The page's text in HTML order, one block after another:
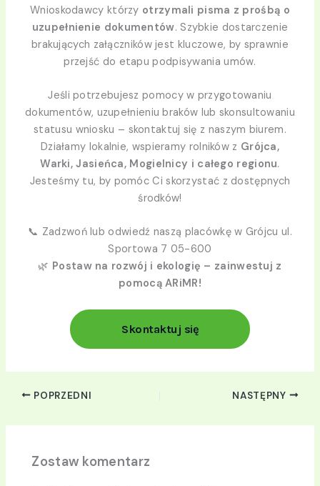
Wnioskodawcy którzy otrzymali pisma z prośbą o
uzupełnienie dokumentów. Szybkie dostarczenie
brakujących załączników jest kluczowe, by sprawnie
przejść do etapu podpisywania umów.
Jeśli potrzebujesz pomocy w przygotowaniu
dokumentów, uzupełnieniu braków lub skonsultowaniu
statusu wniosku – skontaktuj się z naszym biurem.
Działamy lokalnie, wspieramy rolników z Grójca,
Warki, Jasieńca, Mogielnicy i całego regionu.
Jesteśmy tu, by pomóc Ci skorzystać z dostępnych
środków!
📞 Zadzwoń lub odwiedź naszą placówkę w Grójcu ul.
Sportowa 7 05-600
🌿 Postaw na rozwój i ekologię – zainwestuj z
pomocą ARiMR!
Skontaktuj się
POPRZEDNI NASTĘPNY
Zostaw komentarz